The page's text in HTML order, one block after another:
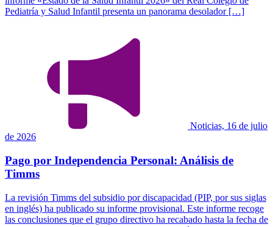
Pediatría y Salud Infantil presenta un panorama desolador […]
Noticias, 16 de julio
de 2026
Pago por Independencia Personal: Análisis de
Timms
La revisión Timms del subsidio por discapacidad (PIP, por sus siglas
en inglés) ha publicado su informe provisional. Este informe recoge
las conclusiones que el grupo directivo ha recabado hasta la fecha de